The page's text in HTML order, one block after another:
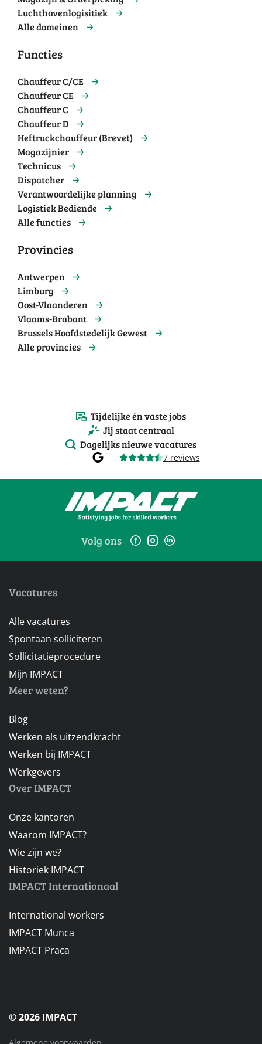
Luchthavenlogisitiek
Alle domeinen
Functies
Chauffeur C/CE
Chauffeur CE
Chauffeur C
Chauffeur D
Heftruckchauffeur (Brevet)
Magazijnier
Technicus
Dispatcher
Verantwoordelijke planning
Logistiek Bediende
Alle functies
Provincies
Antwerpen
Limburg
Oost-Vlaanderen
Vlaams-Brabant
Brussels Hoofdstedelijk Gewest
Alle provincies
Tijdelijke én vaste jobs
Jij staat centraal
Dagelijks nieuwe vacatures
7 reviews
Volg ons
Vacatures
Alle vacatures
Spontaan solliciteren
Sollicitatieprocedure
Mijn IMPACT
Meer weten?
Blog
Werken als uitzendkracht
Werken bij IMPACT
Werkgevers
Over IMPACT
Onze kantoren
Waarom IMPACT?
Wie zijn we?
Historiek IMPACT
IMPACT Internationaal
International workers
IMPACT Munca
IMPACT Praca
© 2026 IMPACT